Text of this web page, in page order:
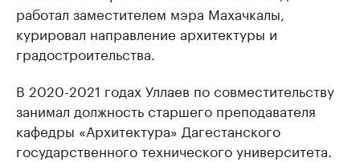
работал заместителем мэра Махачкалы,
курировал направление архитектуры и
градостроительства.
В 2020-2021 годах Уллаев по совместительству
занимал должность старшего преподавателя
кафедры «Архитектура» Дагестанского
государственного технического университета.